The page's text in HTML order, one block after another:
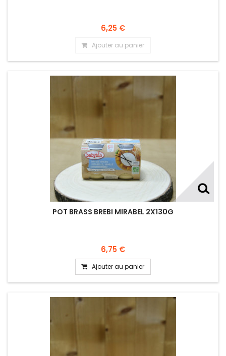
6,25 €
Ajouter au panier
POT BRASS BREBI MIRABEL 2X130G
6,75 €
Ajouter au panier